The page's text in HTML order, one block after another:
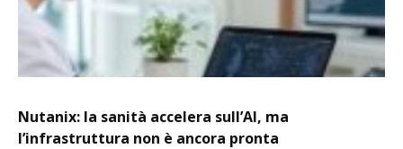
Nutanix: la sanità accelera sull’AI, ma
l’infrastruttura non è ancora pronta